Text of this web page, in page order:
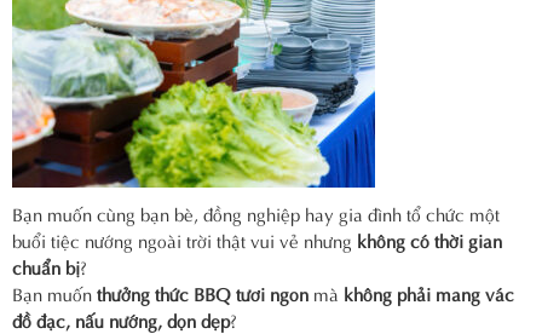
Bạn muốn cùng bạn bè, đồng nghiệp hay gia đình tổ chức một
buổi tiệc nướng ngoài trời thật vui vẻ nhưng không có thời gian
chuẩn bị?
Bạn muốnthưởng thức BBQ tươi ngon mà không phải mang vác
đồ đạc, nấu nướng, dọn dẹp?